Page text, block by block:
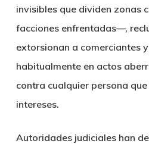
invisibles que dividen zonas
facciones enfrentadas—,
extorsionan a comerciantes
habitualmente en actos
contra cualquier persona
intereses.
Autoridades judiciales han